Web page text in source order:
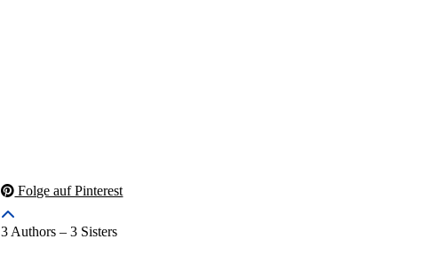
Folge auf Pinterest
3 Authors – 3 Sisters